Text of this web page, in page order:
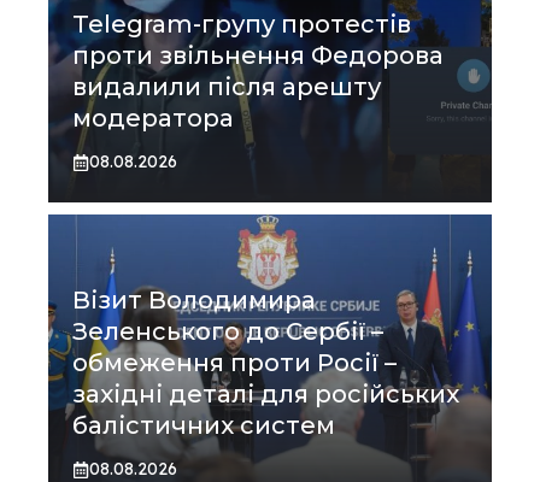
Telegram-групу протестів
проти звільнення Федорова
видалили після арешту
модератора
08.08.2026
Візит Володимира
Зеленського до Сербії –
обмеження проти Росії –
західні деталі для російських
балістичних систем
08.08.2026